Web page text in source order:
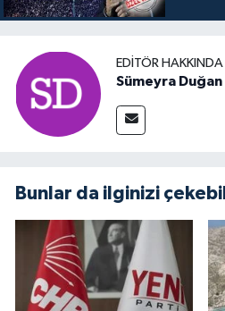
EDITÖR HAKKINDA
Sümeyra Duğan
Bunlar da ilginizi